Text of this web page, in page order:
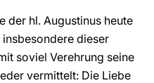
der hl. Augustinus heute
dieser
soviel Verehrung seine
vermittelt: Die Liebe